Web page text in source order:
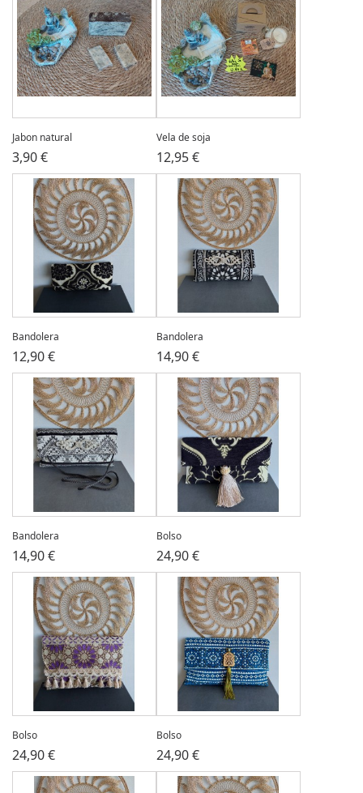
Jabon natural
3,90 €
Vela de soja
12,95 €
Bandolera
12,90 €
Bandolera
14,90 €
Bandolera
14,90 €
Bolso
24,90 €
Bolso
24,90 €
Bolso
24,90 €